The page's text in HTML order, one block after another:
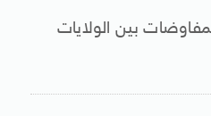
بين الولايات